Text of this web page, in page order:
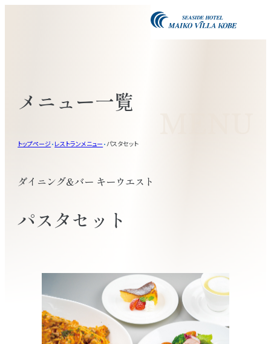
メニュー一覧
トップページ レストランメニュー パスタセット
ダイニング&バー キーウエスト
パスタセット